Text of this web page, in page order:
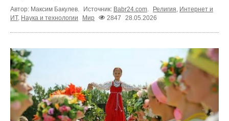
Автор: Максим Бакулев. Источник: Babr24.com. Религия, Интернет и
ИТ, Наука и технологии Мир 2847 28.05.2026